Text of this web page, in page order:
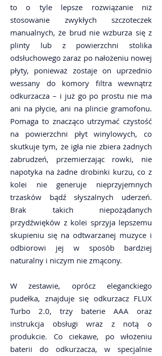
to o tyle lepsze rozwiązanie niż
stosowanie zwykłych szczoteczek
manualnych, że brud nie wzburza się z
plinty lub z powierzchni stolika
odsłuchowego zaraz po nałożeniu nowej
płyty, ponieważ zostaje on uprzednio
wessany do komory filtra wewnątrz
odkurzacza – i już go po prostu nie ma
ani na płycie, ani na plincie gramofonu.
Pomaga to znacząco utrzymać czystość
na powierzchni płyt winylowych, co
skutkuje tym, że igła nie zbiera żadnych
zabrudzeń, przemierzając rowki, nie
napotyka na żadne drobinki kurzu, co z
kolei nie generuje nieprzyjemnych
trzasków bądź słyszalnych uderzeń.
Brak takich niepożądanych
przydźwięków z kolei sprzyja lepszemu
skupieniu się na odtwarzanej muzyce i
odbiorowi jej w sposób bardziej
naturalny i niczym nie zmącony.
W zestawie, oprócz eleganckiego
pudełka, znajduje się odkurzacz FLUX
Turbo 2.0, trzy baterie AAA oraz
instrukcja obsługi wraz z notą o
produkcie. Co ciekawe, po włożeniu
baterii do odkurzacza, w specjalnie